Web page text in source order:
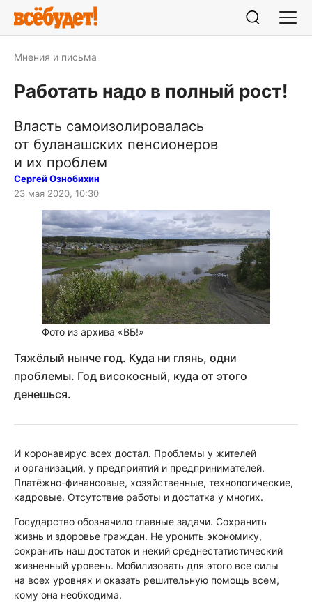
Мнения и письма
Работать надо в полный рост!
Власть самоизолировалась
от буланашских пенсионеров
и их проблем
Сергей Ознобихин
23 мая 2020, 10:30
Фото из архива «ВБ!»
Тяжёлый нынче год. Куда ни глянь, одни
проблемы. Год високосный, куда от этого
денешься.
И коронавирус всех достал. Проблемы у жителей
и организаций, у предприятий и предпринимателей.
Платёжно-финансовые, хозяйственные, технологические,
кадровые. Отсутствие работы и достатка у многих.
Государство обозначило главные задачи. Сохранить
жизнь и здоровье граждан. Не уронить экономику,
сохранить наш достаток и некий среднестатистический
жизненный уровень. Мобилизовать для этого все силы
на всех уровнях и оказать решительную помощь всем,
кому она необходима.